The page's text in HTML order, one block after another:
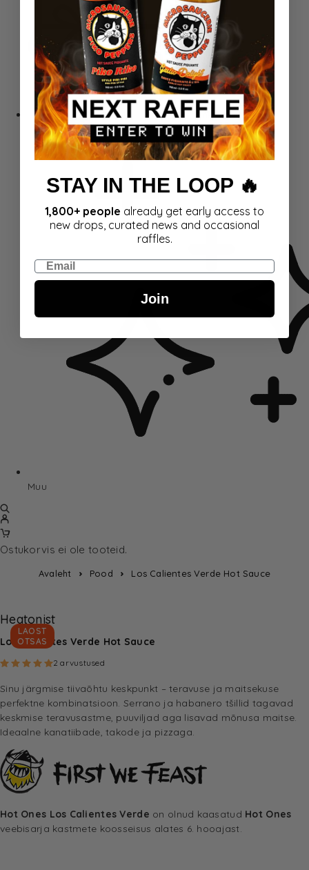
Kinkekaardid
Muu
Ostukorvis ei ole tooteid.
Avaleht Pood Los Calientes Verde Hot Sauce
LAOST
OTSAS
Heatonist
Los Calientes Verde Hot Sauce
Hinnatud5.00
2 arvustused
Sinu järgmise tiivaõhtu keskpunkt – teravuse ja maitsekuse
perfektne kombinatsioon. Serrano ja habanero tšillid tagavad
keskmise teravusastme, puuviljad aga lisavad mõnusa maitse.
Ideaalne kanatiibade, takode ja pizzaga.
Hot Ones Los Calientes Verde on olnud kaasatud Hot Ones
veebisarja kastmete koosseisus alates 6. hooajast.
STAY IN THE LOOP 🔥
1,800+ people already get early access to
new drops, curated news and occasional
raffles.
Email
Join